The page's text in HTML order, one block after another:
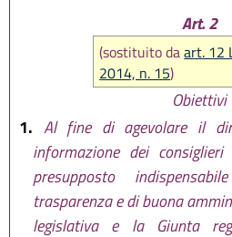
Art. 2
(sostituito daart. 12
2014, n. 15)
Obiettivi
1. Al fine di agevolare il
informazione dei
presupposto
trasparenza e di buona
legislativa e la Giunta